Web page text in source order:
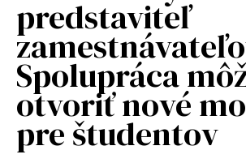
predstaviteľ
Spolupráca
otvoriť nové
pre študentov